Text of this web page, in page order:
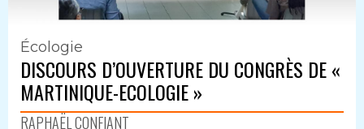
Écologie
DISCOURS D’OUVERTURE DU CONGRÈS DE «
MARTINIQUE-ECOLOGIE »
RAPHAËL CONFIANT